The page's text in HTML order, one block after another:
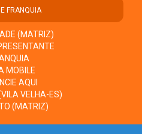
FRANQUIA
(MATRIZ)
MOBILE
AQUI
VELHA-ES)
(MATRIZ)